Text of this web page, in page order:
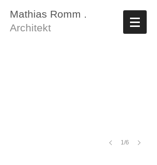
Mathias Romm .
Architekt
Penthouse
1/6